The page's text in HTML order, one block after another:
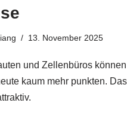
13. November 2025
und Zellenbüros können
kaum mehr punkten.